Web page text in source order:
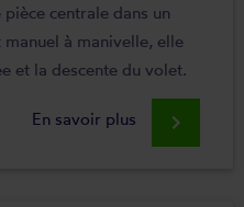
centrale dans un
à manivelle, elle
et la descente du volet.
En savoir plus keyboard_arrow_right